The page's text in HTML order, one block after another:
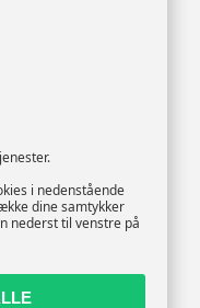
i nedenstående
dine samtykker
nederst til venstre på